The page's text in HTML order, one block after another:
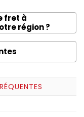
fret à
région ?